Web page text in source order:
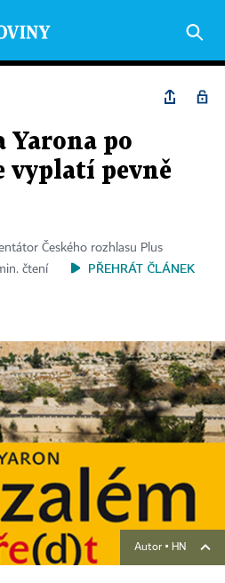
Yarona po
vyplatí pevně
Českého rozhlasu Plus
čtení
PŘEHRÁT ČLÁNEK
Autor ▪ HN